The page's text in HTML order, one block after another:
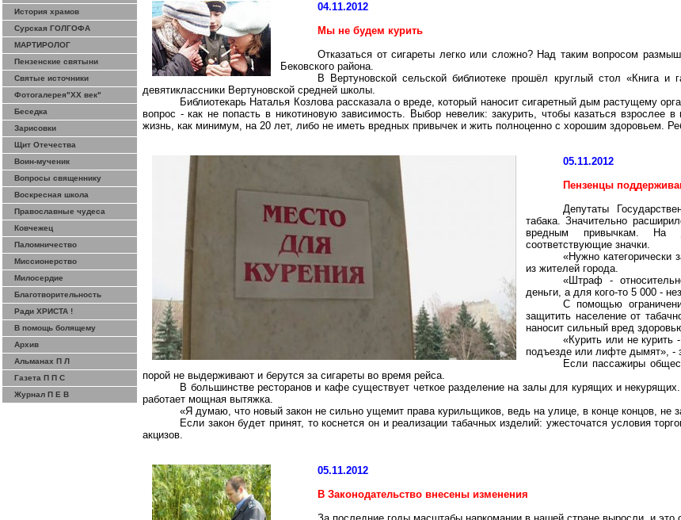
История храмов
Сурская ГОЛГОФА
МАРТИРОЛОГ
Пензенские святыни
Святые источники
Фотогалерея"ХХ век"
Беседка
Зарисовки
Щит Отечества
Воин-мученик
Вопросы священнику
Воскресная школа
Православные чудеса
Ковчежец
Паломничество
Миссионерство
Милосердие
Благотворительность
Ради ХРИСТА !
В помощь болящему
Архив
Альманах П Л
Газета П П С
Журнал П Е В
04.11.2012
Мы не будем курить
Отказаться от сигареты легко или сложно? Над таким вопросом
Бековского района.
В Вертуновской сельской библиотеке прошёл круглый стол «Книга и
девятиклассники Вертуновской средней школы.
Библиотекарь Наталья Козлова рассказала о вреде, который наносит сигаретный дым растущему
вопрос - как не попасть в никотиновую зависимость. Выбор невелик: закурить, чтобы казаться взрослее
жизнь, как минимум, на 20 лет, либо не иметь вредных привычек и жить полноценно с хорошим здоровьем.
05.11.2012
Пензенцы
Депутаты
табака. Значительно
вредным привычкам. На
соответствующие значки.
«Нужно категорически
из жителей города.
«Штраф -
деньги, а для кого-то 5 000 -
С помощью
защитить население от
наносит сильный вред
«Курить или не курить
подъезде или лифте дымят», -
Если пассажиры
порой не выдерживают и берутся за сигареты во время рейса.
В большинстве ресторанов и кафе существует четкое разделение на залы для курящих и
работает мощная вытяжка.
«Я думаю, что новый закон не сильно ущемит права курильщиков, ведь на улице, в конце концов, не
Если закон будет принят, то коснется он и реализации табачных изделий: ужесточатся условия
акцизов.
05.11.2012
В Законодательство внесены изменения